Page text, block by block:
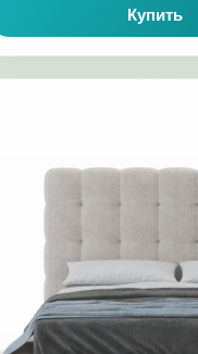
Купить